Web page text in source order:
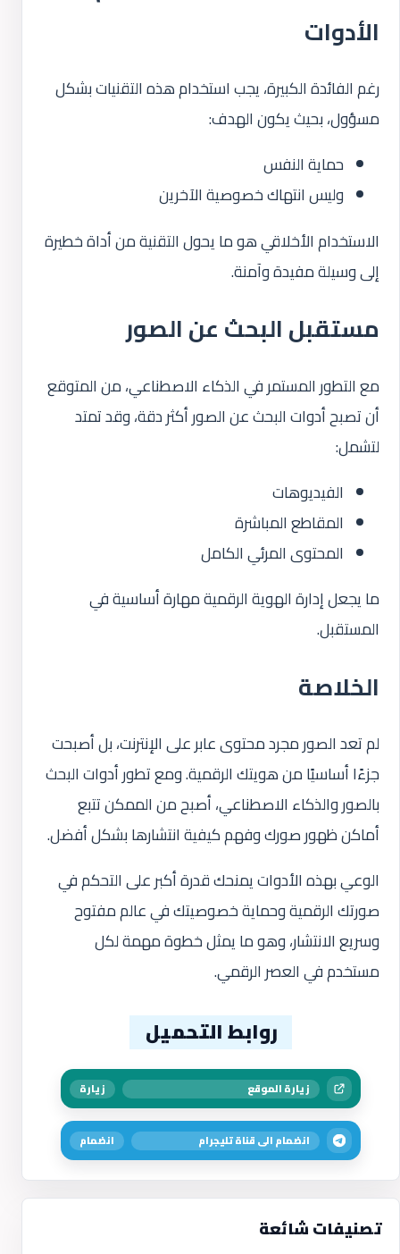
تصنيفات شائعة
الأدوات
رغم الفائدة الكبيرة، يجب استخدام هذه التقنيات بشكل
مسؤول، بحيث يكون الهدف:
حماية النفس
وليس انتهاك خصوصية الآخرين
الاستخدام الأخلاقي هو ما يحول التقنية من أداة خطيرة
إلى وسيلة مفيدة وآمنة.
مستقبل البحث عن الصور
مع التطور المستمر في الذكاء الاصطناعي، من المتوقع
أن تصبح أدوات البحث عن الصور أكثر دقة، وقد تمتد
لتشمل:
الفيديوهات
المقاطع المباشرة
المحتوى المرئي الكامل
ما يجعل إدارة الهوية الرقمية مهارة أساسية في
المستقبل.
الخلاصة
لم تعد الصور مجرد محتوى عابر على الإنترنت، بل أصبحت
جزءًا أساسيًا من هويتك الرقمية. ومع تطور أدوات البحث
بالصور والذكاء الاصطناعي، أصبح من الممكن تتبع
أماكن ظهور صورك وفهم كيفية انتشارها بشكل أفضل.
الوعي بهذه الأدوات يمنحك قدرة أكبر على التحكم في
صورتك الرقمية وحماية خصوصيتك في عالم مفتوح
وسريع الانتشار، وهو ما يمثل خطوة مهمة لكل
مستخدم في العصر الرقمي.
روابط التحميل
زيارة الموقع زيارة
انضمام الى قناة تليجرام انضمام